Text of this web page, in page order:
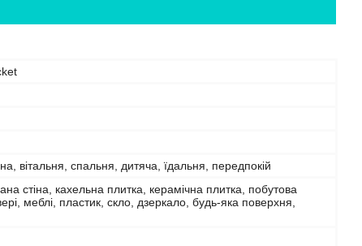
вітальня, спальня, дитяча, їдальня, передпокій
стіна, кахельна плитка, керамічна плитка, побутова
меблі, пластик, скло, дзеркало, будь-яка поверхня,